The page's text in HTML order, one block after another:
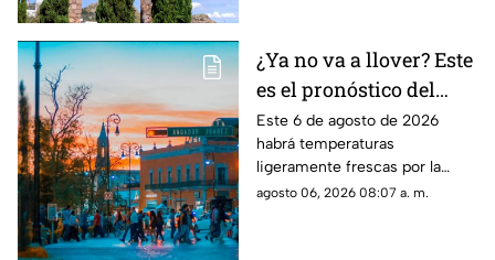
¿Ya no va a llover? Este
es el pronóstico del
clima en
Aguascalientes hoy 6
de agosto
Este 6 de agosto de 2026
habrá temperaturas
ligeramente frescas por la
mañana y calor en el día; el
agosto 06, 2026 08:07 a. m.